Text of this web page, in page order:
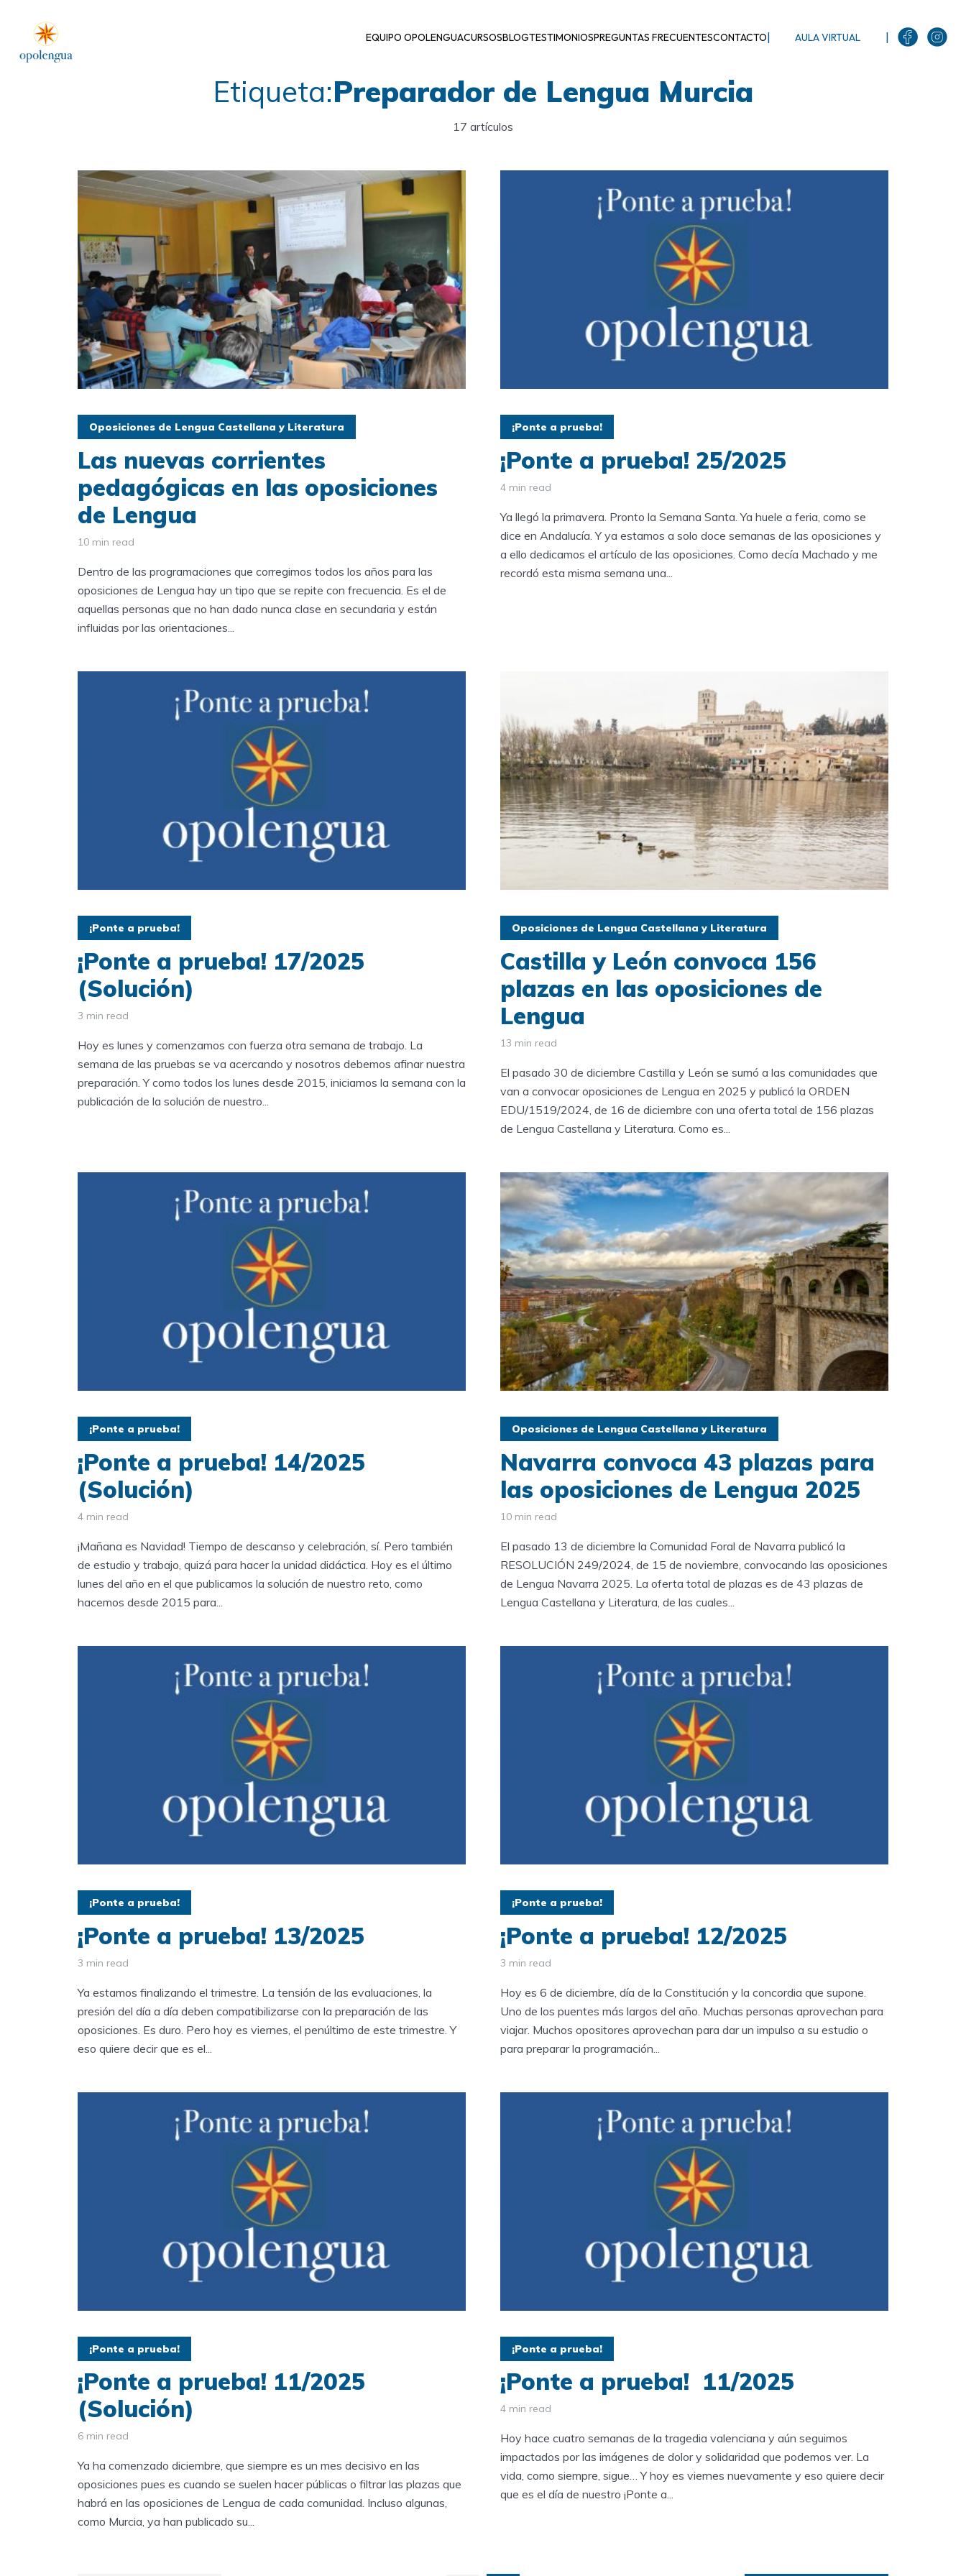
EQUIPO OPOLENGUACURSOSBLOGTESTIMONIOSPREGUNTAS FRECUENTESCONTACTO| AULA VIRTUAL |
Etiqueta:Preparador de Lengua Murcia
17 artículos
Oposiciones de Lengua Castellana y Literatura
Las nuevas corrientes
pedagógicas en las oposiciones
de Lengua
10 min read
Dentro de las programaciones que corregimos todos los años para las
oposiciones de Lengua hay un tipo que se repite con frecuencia. Es el de
aquellas personas que no han dado nunca clase en secundaria y están
influidas por las orientaciones...
¡Ponte a prueba!
¡Ponte a prueba! 25/2025
4 min read
Ya llegó la primavera. Pronto la Semana Santa. Ya huele a feria, como se
dice en Andalucía. Y ya estamos a solo doce semanas de las oposiciones y
a ello dedicamos el artículo de las oposiciones. Como decía Machado y me
recordó esta misma semana una...
¡Ponte a prueba!
¡Ponte a prueba! 17/2025
(Solución)
3 min read
Hoy es lunes y comenzamos con fuerza otra semana de trabajo. La
semana de las pruebas se va acercando y nosotros debemos afinar nuestra
preparación. Y como todos los lunes desde 2015, iniciamos la semana con la
publicación de la solución de nuestro...
Oposiciones de Lengua Castellana y Literatura
Castilla y León convoca 156
plazas en las oposiciones de
Lengua
13 min read
El pasado 30 de diciembre Castilla y León se sumó a las comunidades que
van a convocar oposiciones de Lengua en 2025 y publicó la ORDEN
EDU/1519/2024, de 16 de diciembre con una oferta total de 156 plazas
de Lengua Castellana y Literatura. Como es...
¡Ponte a prueba!
¡Ponte a prueba! 14/2025
(Solución)
4 min read
¡Mañana es Navidad! Tiempo de descanso y celebración, sí. Pero también
de estudio y trabajo, quizá para hacer la unidad didáctica. Hoy es el último
lunes del año en el que publicamos la solución de nuestro reto, como
hacemos desde 2015 para...
Oposiciones de Lengua Castellana y Literatura
Navarra convoca 43 plazas para
las oposiciones de Lengua 2025
10 min read
El pasado 13 de diciembre la Comunidad Foral de Navarra publicó la
RESOLUCIÓN 249/2024, de 15 de noviembre, convocando las oposiciones
de Lengua Navarra 2025. La oferta total de plazas es de 43 plazas de
Lengua Castellana y Literatura, de las cuales...
¡Ponte a prueba!
¡Ponte a prueba! 13/2025
3 min read
Ya estamos finalizando el trimestre. La tensión de las evaluaciones, la
presión del día a día deben compatibilizarse con la preparación de las
oposiciones. Es duro. Pero hoy es viernes, el penúltimo de este trimestre. Y
eso quiere decir que es el...
¡Ponte a prueba!
¡Ponte a prueba! 12/2025
3 min read
Hoy es 6 de diciembre, día de la Constitución y la concordia que supone.
Uno de los puentes más largos del año. Muchas personas aprovechan para
viajar. Muchos opositores aprovechan para dar un impulso a su estudio o
para preparar la programación...
¡Ponte a prueba!
¡Ponte a prueba! 11/2025
(Solución)
6 min read
Ya ha comenzado diciembre, que siempre es un mes decisivo en las
oposiciones pues es cuando se suelen hacer públicas o filtrar las plazas que
habrá en las oposiciones de Lengua de cada comunidad. Incluso algunas,
como Murcia, ya han publicado su...
¡Ponte a prueba!
¡Ponte a prueba! 11/2025
4 min read
Hoy hace cuatro semanas de la tragedia valenciana y aún seguimos
impactados por las imágenes de dolor y solidaridad que podemos ver. La
vida, como siempre, sigue… Y hoy es viernes nuevamente y eso quiere decir
que es el día de nuestro ¡Ponte a...